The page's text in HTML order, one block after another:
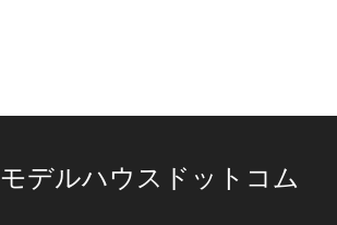
モデルハウスドットコム